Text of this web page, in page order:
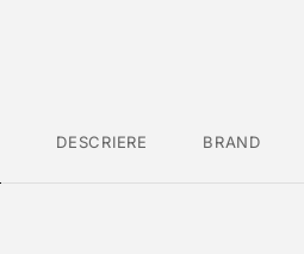
DESCRIERE BRAND